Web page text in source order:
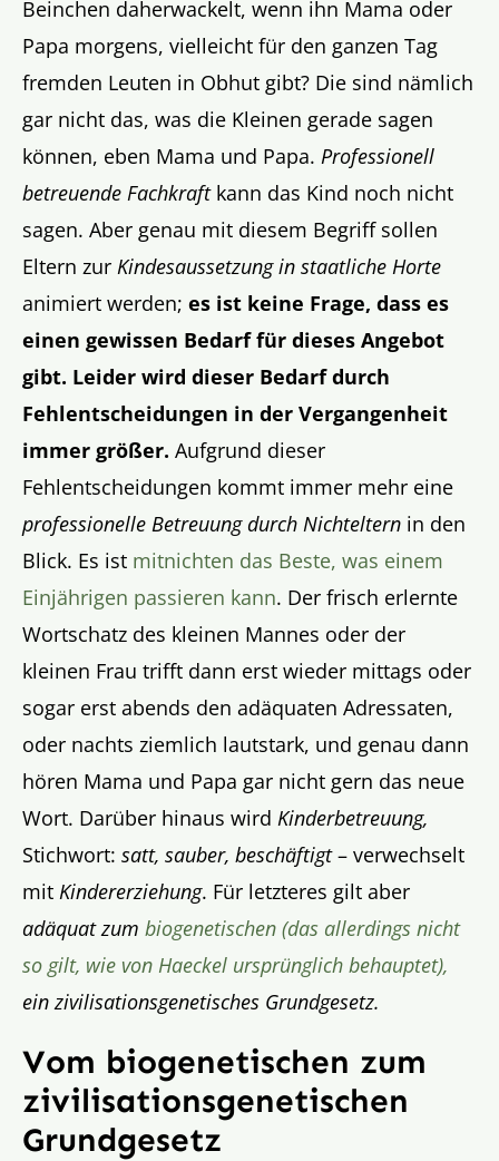
Beinchen daherwackelt, wenn ihn Mama oder
Papa morgens, vielleicht für den ganzen Tag
fremden Leuten in Obhut gibt? Die sind nämlich
gar nicht das, was die Kleinen gerade sagen
können, eben Mama und Papa. Professionell
betreuende Fachkraftkann das Kind noch nicht
sagen. Aber genau mit diesem Begriff sollen
Eltern zur Kindesaussetzung in staatliche Horte
animiert werden; es ist keine Frage, dass es
einen gewissen Bedarf für dieses Angebot
gibt. Leider wird dieser Bedarf durch
Fehlentscheidungen in der Vergangenheit
immer größer. Aufgrund dieser
Fehlentscheidungen kommt immer mehr eine
professionelle Betreuung durch Nichteltern in den
Blick. Es ist mitnichten das Beste, was einem
Einjährigen passieren kann. Der frisch erlernte
Wortschatz des kleinen Mannes oder der
kleinen Frau trifft dann erst wieder mittags oder
sogar erst abends den adäquaten Adressaten,
oder nachts ziemlich lautstark, und genau dann
hören Mama und Papa gar nicht gern das neue
Wort. Darüber hinaus wird Kinderbetreuung,
Stichwort: satt, sauber, beschäftigt– verwechselt
mit Kindererziehung. Für letzteres gilt aber
adäquat zum biogenetischen (das allerdings nicht
so gilt, wie von Haeckel ursprünglich behauptet),
ein zivilisationsgenetisches Grundgesetz.
Vom biogenetischen zum
zivilisationsgenetischen
Grundgesetz